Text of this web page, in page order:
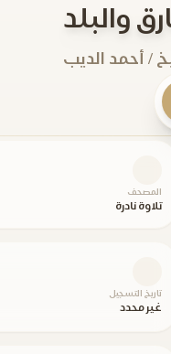
والبلد
/ أحمد الديب
المصحف
تلاوة نادرة
تاريخ التسجيل
غير محدد